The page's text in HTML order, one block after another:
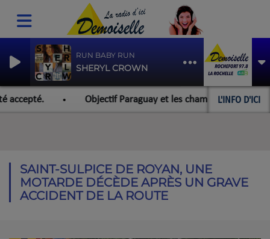
RUN BABY RUN
SHERYL CROWN
L'INFO D'ICI
Objectif Paraguay et les championnats du
SAINT-SULPICE DE ROYAN, UNE
MOTARDE DÉCÈDE APRÈS UN GRAVE
ACCIDENT DE LA ROUTE